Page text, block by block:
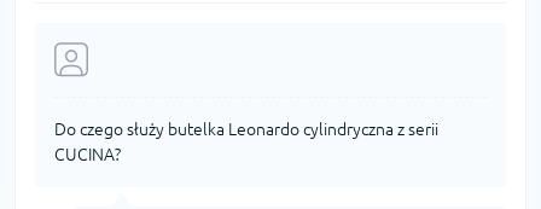
Do czego służy butelka Leonardo cylindryczna z serii
CUCINA?